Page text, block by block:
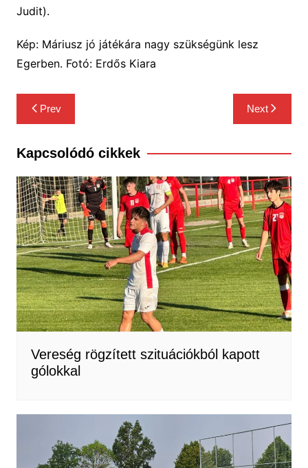
Judit).
Kép: Máriusz jó játékára nagy szükségünk lesz
Egerben. Fotó: Erdős Kiara
Bejegyzés
navigáció
Prev Next
Kapcsolódó cikkek
Vereség rögzített szituációkból kapott
gólokkal